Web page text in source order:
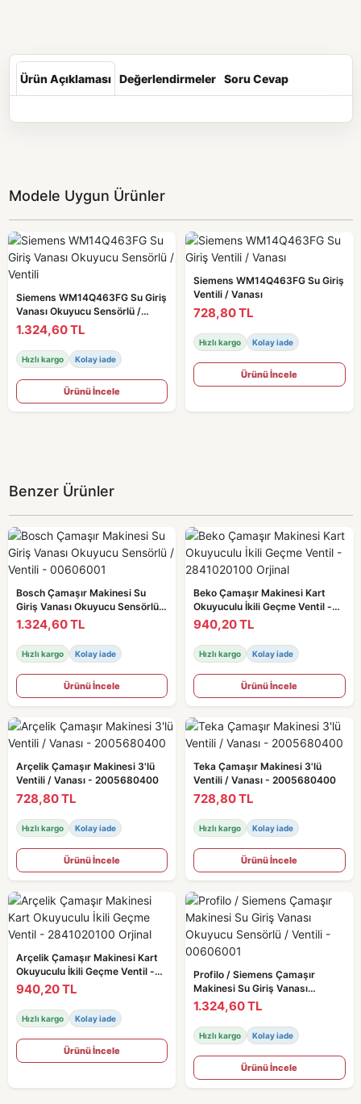
Ürün Açıklaması Değerlendirmeler Soru Cevap
Modele Uygun Ürünler
Siemens WM14Q463FG Su Giriş
Vanası Okuyucu Sensörlü /
Ventili
1.324,60 TL
Hızlı kargo Kolay iade
Ürünü İncele
Siemens WM14Q463FG Su Giriş
Ventili / Vanası
728,80 TL
Hızlı kargo Kolay iade
Ürünü İncele
Benzer Ürünler
Bosch Çamaşır Makinesi Su
Giriş Vanası Okuyucu Sensörlü /
Ventili - 00606001
1.324,60 TL
Hızlı kargo Kolay iade
Ürünü İncele
Beko Çamaşır Makinesi Kart
Okuyuculu İkili Geçme Ventil -
2841020100 Orjinal
940,20 TL
Hızlı kargo Kolay iade
Ürünü İncele
Arçelik Çamaşır Makinesi 3'lü
Ventili / Vanası - 2005680400
728,80 TL
Hızlı kargo Kolay iade
Ürünü İncele
Teka Çamaşır Makinesi 3'lü
Ventili / Vanası - 2005680400
728,80 TL
Hızlı kargo Kolay iade
Ürünü İncele
Arçelik Çamaşır Makinesi Kart
Okuyuculu İkili Geçme Ventil -
2841020100 Orjinal
940,20 TL
Hızlı kargo Kolay iade
Ürünü İncele
Profilo / Siemens Çamaşır
Makinesi Su Giriş Vanası
Okuyucu Sensörlü / Ventili -
00606001
1.324,60 TL
Hızlı kargo Kolay iade
Ürünü İncele